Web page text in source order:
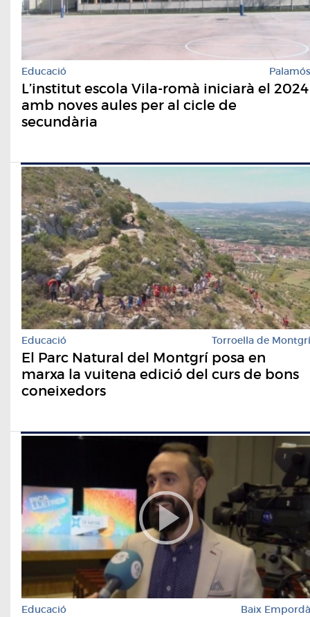
Educació Palamós
L’institut escola Vila-romà iniciarà el 2024
amb noves aules per al cicle de
secundària
Educació Torroella de Montgrí
El Parc Natural del Montgrí posa en
marxa la vuitena edició del curs de bons
coneixedors
Educació Baix Empordà